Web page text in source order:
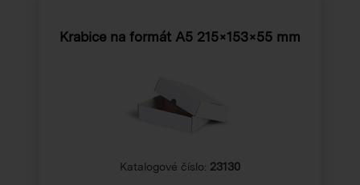
Krabice na formát A5 215×153×55 mm
Katalogové číslo: 23130